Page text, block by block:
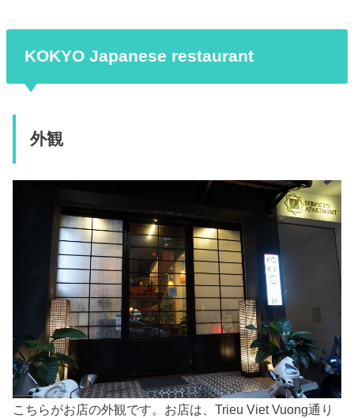
KOKYO Japanese restaurant
外観
こちらがお店の外観です。お店は、Trieu Viet Vuong通り